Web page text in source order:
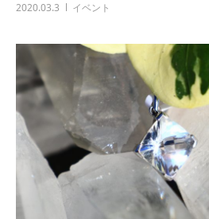
2020.03.3 イベント
店舗案内
ブログ
お問い合わせ